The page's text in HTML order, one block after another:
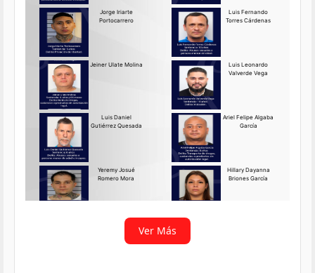
Agosto 03, 2026
Persona requerida
La Delegación Regional de
Puntarenas del Organismo de
Investigación
Ver más
Ver Más